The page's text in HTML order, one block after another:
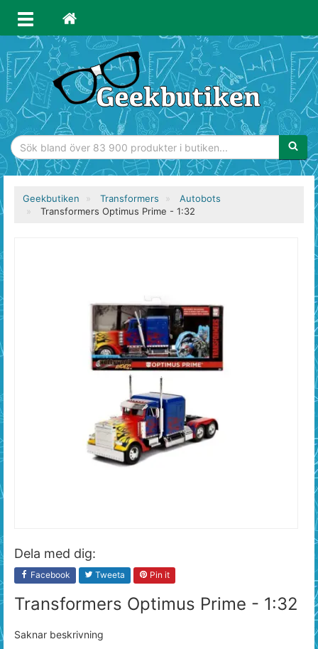
Geekbutiken Transformers
Autobots
Transformers Optimus Prime - 1:32
Dela med dig:
Facebook Tweeta Pin it
Transformers Optimus Prime - 1:32
Saknar beskrivning